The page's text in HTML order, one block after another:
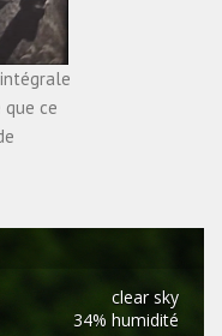
ce
clear sky
34% humidité